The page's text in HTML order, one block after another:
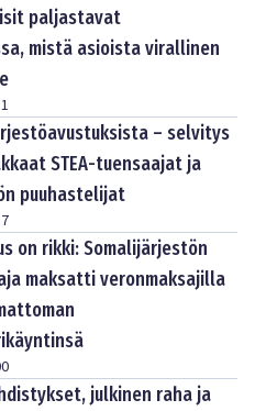
paljastavat
mistä asioista virallinen
– selvitys
STEA-tuensaajat ja
puuhastelijat
on rikki: Somalijärjestön
maksatti veronmaksajilla
julkinen raha ja